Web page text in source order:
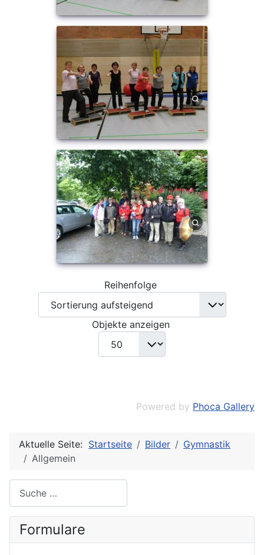
Formulare
Reihenfolge
Objekte anzeigen
Powered by Phoca Gallery
Aktuelle Seite: Startseite Bilder
Gymnastik
Allgemein